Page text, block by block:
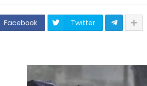
Facebook Twitter